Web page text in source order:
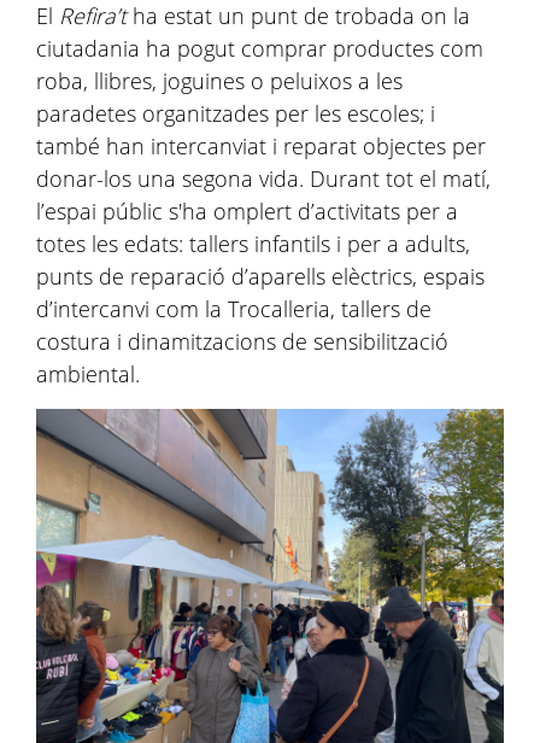
El Refira’tha estat un punt de trobada on la
ciutadania ha pogut comprar productes com
roba, llibres, joguines o peluixos a les
paradetes organitzades per les escoles; i
també han intercanviat i reparat objectes per
donar-los una segona vida. Durant tot el matí,
l’espai públic s'ha omplert d’activitats per a
totes les edats: tallers infantils i per a adults,
punts de reparació d’aparells elèctrics, espais
d’intercanvi com la Trocalleria, tallers de
costura i dinamitzacions de sensibilització
ambiental.